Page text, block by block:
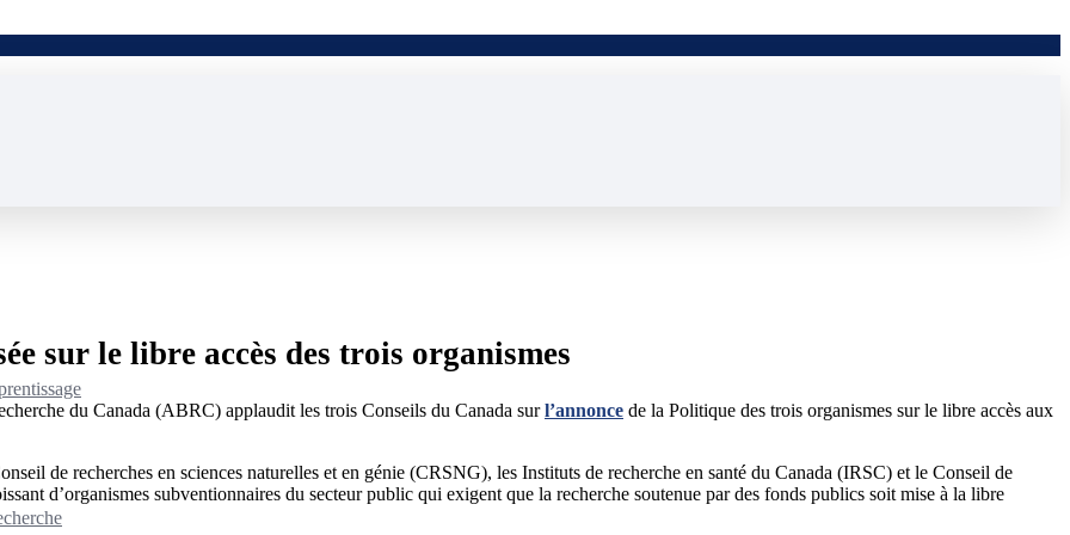
sur le libre accès des trois organismes
du Canada (ABRC) applaudit les trois Conseils du Canada surl’annonce de la Politique des trois organismes sur le libre accès aux
de recherches en sciences naturelles et en génie (CRSNG), les Instituts de recherche en santé du Canada (IRSC) et le Conseil de
d’organismes subventionnaires du secteur public qui exigent que la recherche soutenue par des fonds publics soit mise à la libre